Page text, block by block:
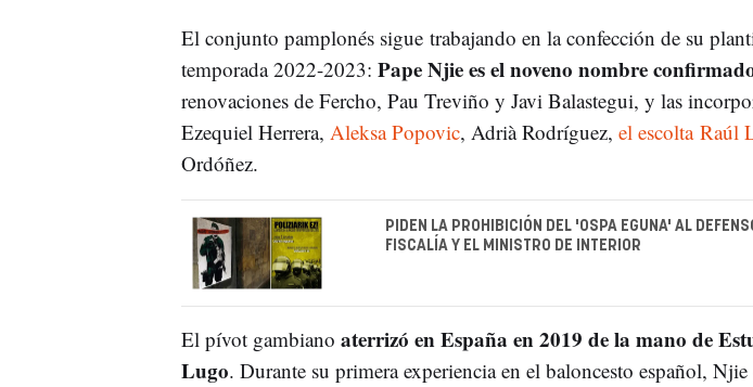
El conjunto pamplonés sigue trabajando en la confección de su
temporada 2022-2023: Pape Njie es el noveno nombre
renovaciones de Fercho, Pau Treviño y Javi Balastegui, y las
Ezequiel Herrera, Aleksa Popovic, Adrià Rodríguez, el escolta Raúl
Ordóñez.
PIDEN LA PROHIBICIÓN DEL 'OSPA EGUNA' AL
FISCALÍA Y EL MINISTRO DE INTERIOR
El pívot gambiano aterrizó en España en 2019 de la mano de
Lugo. Durante su primera experiencia en el baloncesto español,